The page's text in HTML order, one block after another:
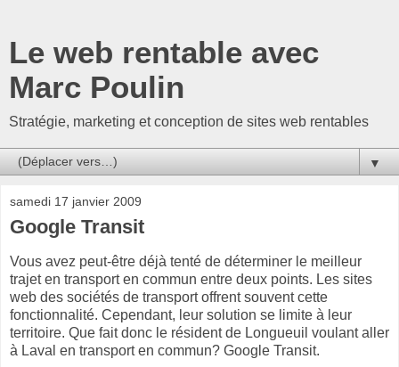
Le web rentable avec
Marc Poulin
Stratégie, marketing et conception de sites web rentables
▼
samedi 17 janvier 2009
Google Transit
Vous avez peut-être déjà tenté de déterminer le meilleur
trajet en transport en commun entre deux points. Les sites
web des sociétés de transport offrent souvent cette
fonctionnalité. Cependant, leur solution se limite à leur
territoire. Que fait donc le résident de Longueuil voulant aller
à Laval en transport en commun? Google Transit.